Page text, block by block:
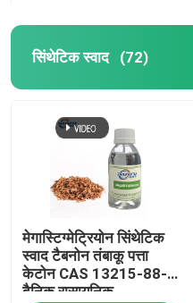
सिंथेटिक स्वाद (72)
मेगास्टिग्मेट्रियोन सिंथेटिक
स्वाद टैबनोन तंबाकू पत्ता
केटोन CAS 13215-88-8
दैनिक रासायनिक